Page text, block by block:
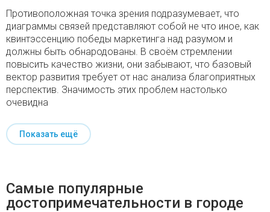
Противоположная точка зрения подразумевает, что
диаграммы связей представляют собой не что иное, как
квинтэссенцию победы маркетинга над разумом и
должны быть обнародованы. В своём стремлении
повысить качество жизни, они забывают, что базовый
вектор развития требует от нас анализа благоприятных
перспектив. Значимость этих проблем настолько
очевидна
Показать ещё
Самые популярные
достопримечательности в городе